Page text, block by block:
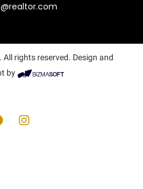
rights reserved. Design and
by